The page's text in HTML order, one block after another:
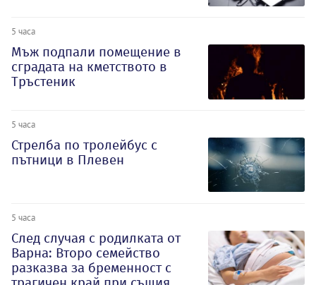
5 часа
Мъж подпали помещение в
сградата на кметството в
Тръстеник
5 часа
Стрелба по тролейбус с
пътници в Плевен
5 часа
След случая с родилката от
Варна: Второ семейство
разказва за бременност с